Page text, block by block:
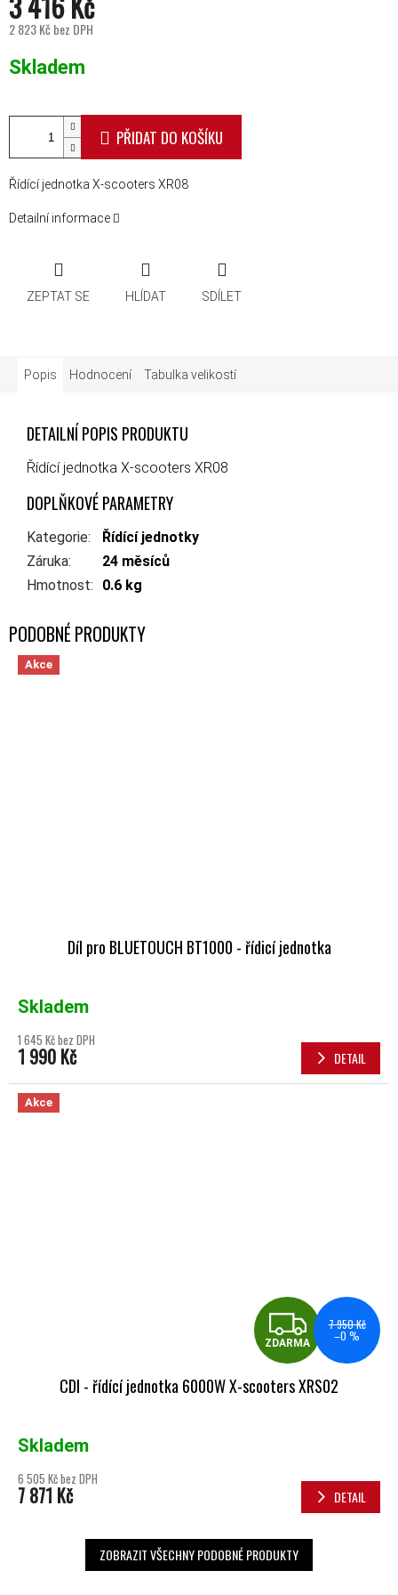
2 823 Kč bez DPH
Skladem
PŘIDAT DO KOŠÍKU
Řídící jednotka X-scooters XR08
Detailní informace
ZEPTAT SE HLÍDAT SDÍLET
Popis Hodnocení Tabulka velikostí
DETAILNÍ POPIS PRODUKTU
Řídící jednotka X-scooters XR08
DOPLŇKOVÉ PARAMETRY
Kategorie:
Řídící jednotky
Záruka:
24 měsíců
Hmotnost: 0.6 kg
Akce
Díl pro BLUETOUCH BT1000 - řídicí jednotka
Skladem
1 645 Kč bez DPH
1 990 Kč DETAIL
Akce
ZDARMA
7 950 Kč
–0 %
CDI - řídící jednotka 6000W X-scooters XRS02
Skladem
6 505 Kč bez DPH
7 871 Kč DETAIL
ZOBRAZIT VŠECHNY PODOBNÉ PRODUKTY